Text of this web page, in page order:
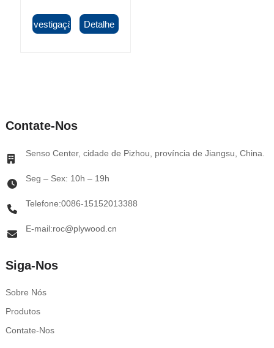
Investigação Detalhe
Contate-Nos
Senso Center, cidade de Pizhou, província de Jiangsu, China.
Seg – Sex: 10h – 19h
Telefone:0086-15152013388
E-mail:roc@plywood.cn
Siga-Nos
Sobre Nós
Produtos
Contate-Nos